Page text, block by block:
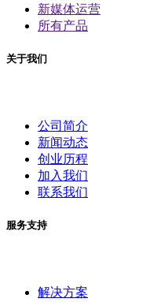
新媒体运营
所有产品
关于我们
公司简介
新闻动态
创业历程
加入我们
联系我们
服务支持
解决方案